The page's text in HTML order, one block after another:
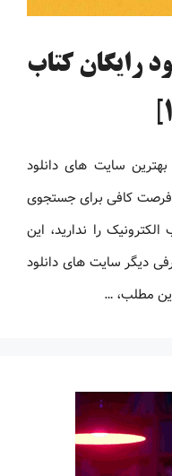
رایگان کتاب
سایت های دانلود
فرصت کافی برای جستجوی
را ندارید، این
دیگر سایت های دانلود
مطلب، …